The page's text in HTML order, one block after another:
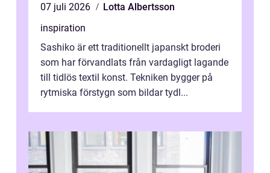
07 juli 2026
Lotta Albertsson
inspiration
Sashiko är ett traditionellt japanskt broderi
som har förvandlats från vardagligt lagande
till tidlös textil konst. Tekniken bygger på
rytmiska förstygn som bildar tydl...